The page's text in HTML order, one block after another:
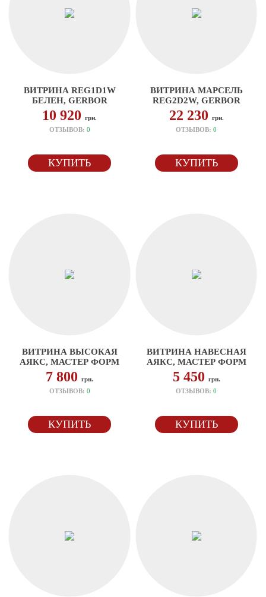
ВИТРИНА REG1D1W
БЕЛЕН, GERBOR
10 920грн.
ОТЗЫВОВ: 0
КУПИТЬ
ВИТРИНА МАРСЕЛЬ
REG2D2W, GERBOR
22 230 грн.
ОТЗЫВОВ:0
КУПИТЬ
ВИТРИНА ВЫСОКАЯ
АЯКС, МАСТЕР ФОРМ
7 800грн.
ОТЗЫВОВ: 0
КУПИТЬ
ВИТРИНА НАВЕСНАЯ
АЯКС, МАСТЕР ФОРМ
5 450 грн.
ОТЗЫВОВ:0
КУПИТЬ